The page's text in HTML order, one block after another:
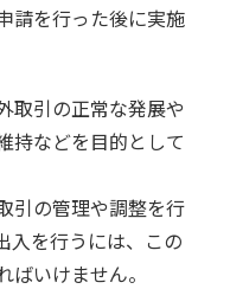
請を行った後に実施
取引の正常な発展や
持などを目的として
引の管理や調整を行
入を行うには、この
いけません。